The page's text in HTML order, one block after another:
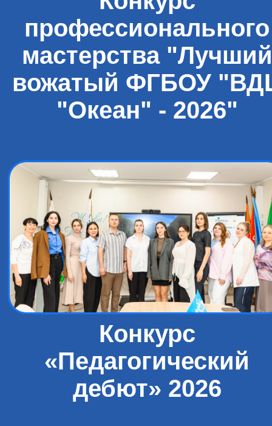
профессионального
мастерства "Лучший
вожатый ФГБОУ
"Океан" - 2026"
Конкурс
«Педагогический
дебют» 2026